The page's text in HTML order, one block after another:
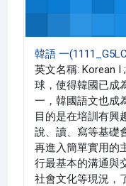
韓語 一
英文名稱: Korean I
球，使得韓國已成
一，韓國語文也成
目的是在培訓有興
說、讀、寫等基礎
再進入簡單實用的
行最基本的溝通與
社會文化等現況，